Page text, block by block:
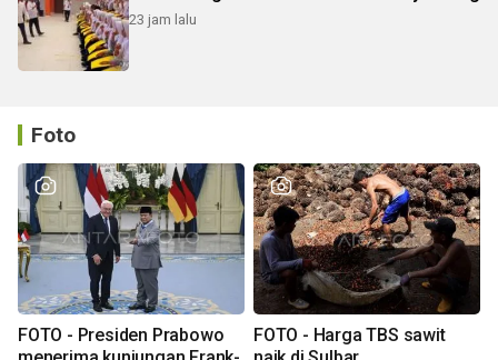
23 jam lalu
Foto
FOTO - Presiden Prabowo
FOTO - Harga TBS sawit